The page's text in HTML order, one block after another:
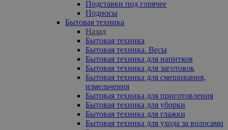
Подставки под горячее
Подносы
Бытовая техника
Назад
Бытовая техника
Бытовая техника. Весы
Бытовая техника для напитков
Бытовая техника для заготовок
Бытовая техника для смешивания,
измельчения
Бытовая техника для приготовления
Бытовая техника для уборки
Бытовая техника для глажки
Бытовая техника для ухода за волосами